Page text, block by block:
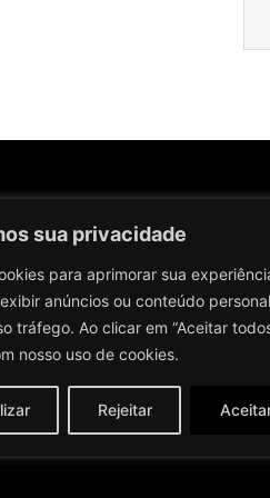
sua privacidade
para aprimorar sua
anúncios ou conteúdo
tráfego. Ao clicar em “Aceitar
nosso uso de cookies.
Rejeitar
Coronel Oscar Rafael Jost, 1423 -
3711-2614 / (51) 2109-0276